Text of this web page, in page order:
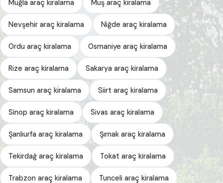
Muğla araç kiralama Muş araç kiralama
Nevşehir araç kiralama Niğde araç kiralama
Ordu araç kiralama Osmaniye araç kiralama
Rize araç kiralama Sakarya araç kiralama
Samsun araç kiralama Siirt araç kiralama
Sinop araç kiralama Sivas araç kiralama
Şanlıurfa araç kiralama Şırnak araç kiralama
Tekirdağ araç kiralama Tokat araç kiralama
Trabzon araç kiralama Tunceli araç kiralama